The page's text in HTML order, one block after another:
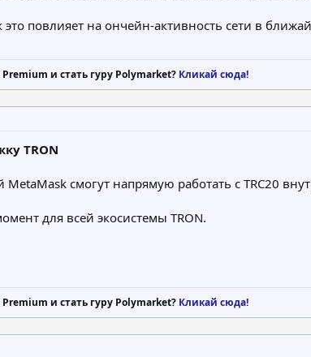
это повлияет на ончейн-активность сети в
и стать гуру Polymarket? Кликай сюда!
TRON
смогут напрямую работать с TRC20
для всей экосистемы TRON.
и стать гуру Polymarket? Кликай сюда!